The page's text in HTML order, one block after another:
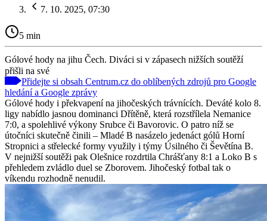
7. 10. 2025, 07:30
5 min
Gólové hody na jihu Čech. Diváci si v zápasech nižších soutěží
přišli na své
Přidejte si obsah Centrum.cz do oblíbených zdrojů pro Google
hledání a Google zprávy
Gólové hody i překvapení na jihočeských trávnících. Deváté kolo 8.
ligy nabídlo jasnou dominanci Dřítěně, která rozstřílela Nemanice
7:0, a spolehlivé výkony Srubce či Bavorovic. O patro níž se
útočníci skutečně činili – Mladé B nasázelo jedenáct gólů Horní
Stropnici a střelecké formy využily i týmy Úsilného či Ševětína B.
V nejnižší soutěži pak Olešnice rozdrtila Chrášťany 8:1 a Loko B s
přehledem zvládlo duel se Zborovem. Jihočeský fotbal tak o
víkendu rozhodně nenudil.